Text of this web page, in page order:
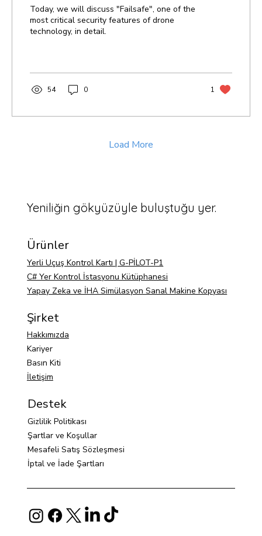
Today, we will discuss "Failsafe", one of the
most critical security features of drone
technology, in detail.
54 0 1
Load More
Yeniliğin gökyüzüyle buluştuğu yer.
Şirket
Hakkımızda
Kariyer
Basın Kiti
İletişim
Ürünler
Yerli Uçuş Kontrol Kartı | G-PİLOT-P1
C# Yer Kontrol İstasyonu Kütüphanesi
Yapay Zeka ve İHA Simülasyon Sanal Makine Kopyası
Destek
Gizlilik Politikası
Şartlar ve Koşullar
Mesafeli Satış Sözleşmesi
İptal ve İade Şartları